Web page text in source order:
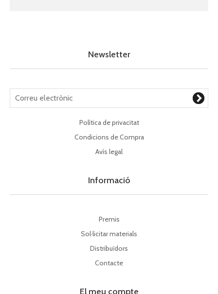
Newsletter
Política de privacitat
Condicions de Compra
Avís legal
Informació
Premis
Sol·licitar materials
Distribuïdors
Contacte
El meu compte